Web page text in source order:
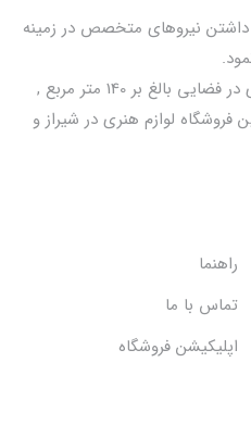
هنری آبتین در سال 1393 با داشتن نیروهای متخصص در زمینه
در سال 1401 با افتتاح شعبه مرکزی در فضایی بالغ بر 140 متر مربع ,
لوازم هنری در شیراز و
راهنما
تماس با ما
اپلیکیشن فروشگاه